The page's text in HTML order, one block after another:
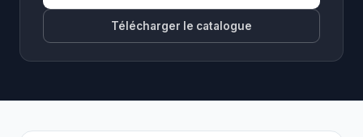
Télécharger le catalogue